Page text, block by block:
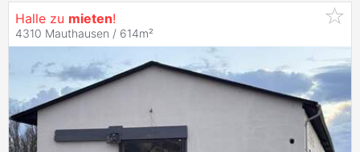
Halle zu mieten!
4310 Mauthausen / 614m²